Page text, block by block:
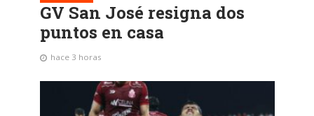
GV San José resigna dos
puntos en casa
hace 3 horas